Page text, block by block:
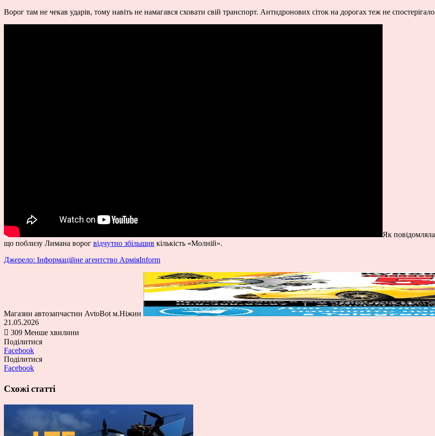
Ворог там не чекав ударів, тому навіть не намагався сховати свій транспорт. Антидронових сіток на дорогах теж не
Як
що поблизу Лимана ворог відчутно збільшив кількість «Молній».
Джерело: Інформаційне агентство АрміяInform
Магазин автозапчастин AvtoBot м.Ніжин
21.05.2026
309 Менше хвилини
Поділитися
Facebook
Поділитися
Facebook
Схожі статті